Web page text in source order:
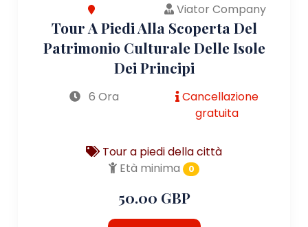
Viator Company
Tour A Piedi Alla Scoperta Del
Patrimonio Culturale Delle Isole
Dei Principi
6 Ora
Cancellazione
gratuita
Tour a piedi della città
Età minima
0
50.00 GBP